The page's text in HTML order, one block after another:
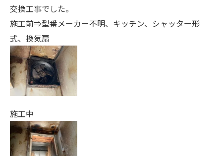
交換工事でした。
施工前⇒型番メーカー不明、キッチン、シャッター形
式、換気扇
施工中